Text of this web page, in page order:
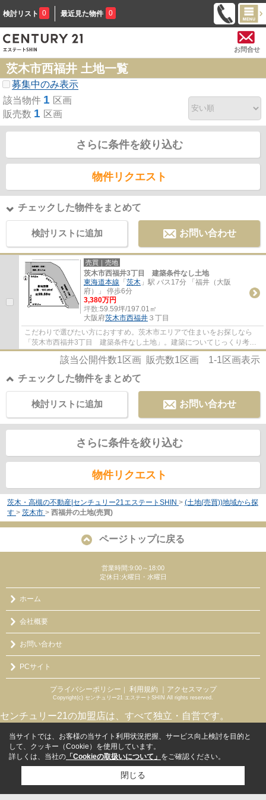
検討リスト 0 最近見た物件 0
お問合せ
茨木市西福井 土地一覧
募集中のみ表示
該当物件 1 区画
販売数 1 区画
さらに条件を絞り込む
物件リクエスト
チェックした物件をまとめて
検討リストに追加 お問い合わせ
売買｜売地
茨木市西福井3丁目 建築条件なし土地
東海道本線 「 茨木 」駅 バス17分 「福井（大阪
府）」 停歩6分
3,380万円
坪数:59.59坪/197.01㎡
大阪府茨木市西福井 ３丁目
こだわりで選びたい方におすすめ。茨木市エリアで住まいをお探しなら
「茨木市西福井3丁目 建築条件なし土地」。建築についてじっくり考え
られるというメリットのある建築条件なし。高...
該当公開件数1区画 販売数1区画 1-1区画表示
チェックした物件をまとめて
お問い合わせ
検討リストに追加
さらに条件を絞り込む
物件リクエスト
茨木・高槻の不動産|センチュリー21エステートSHIN > (土地(売買))地域から探
す > 茨木市 > 西福井の土地(売買)
ページトップに戻る
営業時間:9:00～18:00
定休日:火曜日・水曜日
ホーム
会社概要
お問い合わせ
PCサイト
プライバシーポリシー ｜ 利用規約 ｜アクセスマップ
Copyright(c) センチュリー21 エステートSHIN All rights reserved.
センチュリー21の加盟店は、すべて独立・自営です。
当サイトでは、お客様の当サイト利用状況把握、サービス向上検討を目的と
して、クッキー（Cookie）を使用しています。
詳しくは、当社の 「Cookieの取扱いについて」 をご確認ください。
閉じる